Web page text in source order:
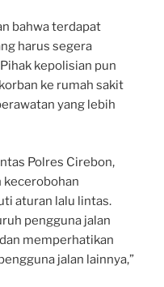
bahwa terdapat
harus segera
kepolisian pun
ke rumah sakit
yang lebih
Polres Cirebon,
kecerobohan
aturan lalu lintas.
pengguna jalan
memperhatikan
jalan lainnya,”